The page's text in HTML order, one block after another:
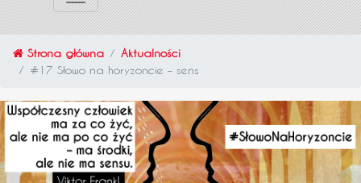
Strona główna
Aktualności
#17 Słowo na horyzoncie – sens